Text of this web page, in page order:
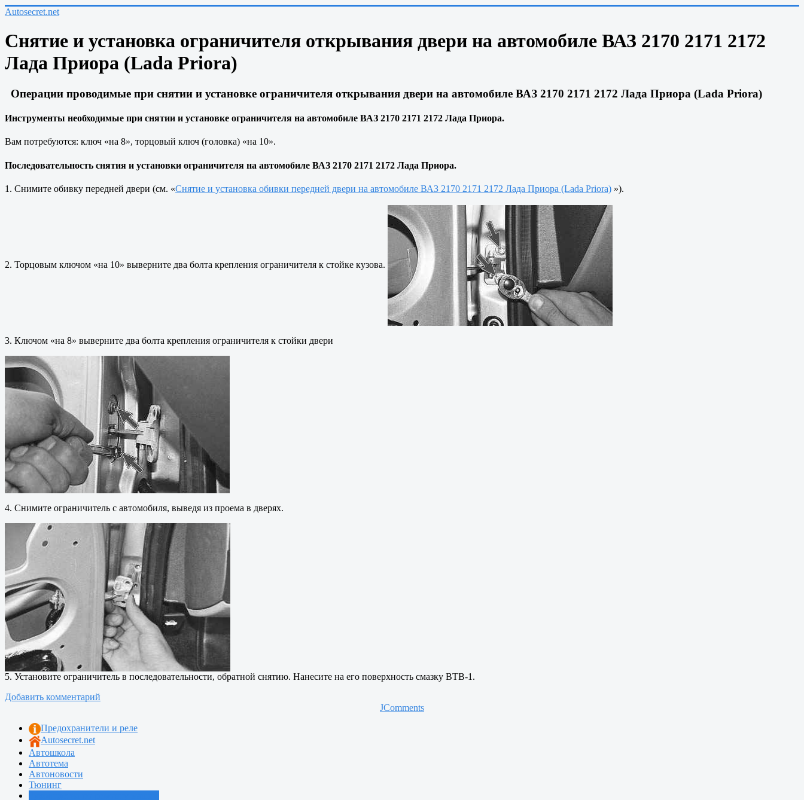
Autosecret.net
Снятие и установка ограничителя открывания двери на автомобиле ВАЗ 2170 2171 2172
Лада Приора (Lada Priora)
Операции проводимые при снятии и установке ограничителя открывания двери на автомобиле ВАЗ 2170 2171 2172 Лада Приора (Lada Priora)
Инструменты необходимые при снятии и установке ограничителя на автомобиле ВАЗ 2170 2171 2172 Лада Приора.
Вам потребуются: ключ «на 8», торцовый ключ (головка) «на 10».
Последовательность снятия и установки ограничителя на автомобиле ВАЗ 2170 2171 2172 Лада Приора.
1. Снимите обивку передней двери (см. «Снятие и установка обивки передней двери на автомобиле ВАЗ 2170 2171 2172 Лада Приора (Lada Priora) »).
2. Торцовым ключом «на 10» выверните два болта крепления ограничителя к стойке кузова.
3. Ключом «на 8» выверните два болта крепления ограничителя к стойки двери
4. Снимите ограничитель с автомобиля, выведя из проема в дверях.
5. Установите ограничитель в последовательности, обратной снятию. Нанесите на его поверхность смазку ВТВ-1.
Добавить комментарий
JComments
Предохранители и реле
Autosecret.net
Автошкола
Автотема
Автоновости
Тюнинг